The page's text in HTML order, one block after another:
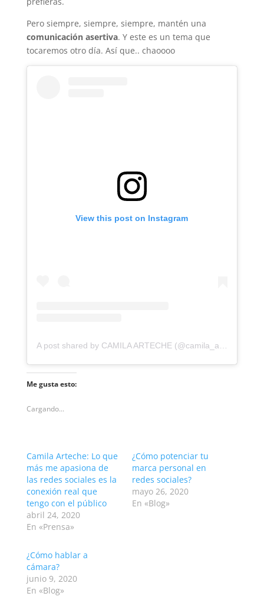
Pero siempre, siempre, siempre, mantén una
comunicación asertiva. Y este es un tema que
tocaremos otro día. Así que.. chaoooo
View this post on Instagram
Me gusta esto:
Cargando...
Camila Arteche: Lo que
más me apasiona de
las redes sociales es la
conexión real que
tengo con el público
abril 24, 2020
En «Prensa»
¿Cómo potenciar tu
marca personal en
redes sociales?
mayo 26, 2020
En «Blog»
¿Cómo hablar a
cámara?
junio 9, 2020
En «Blog»